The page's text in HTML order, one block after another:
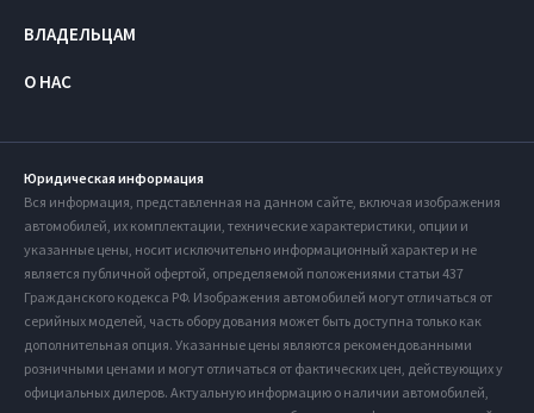
ВЛАДЕЛЬЦАМ
О НАС
Юридическая информация
Вся информация, представленная на данном сайте, включая изображения
автомобилей, их комплектации, технические характеристики, опции и
указанные цены, носит исключительно информационный характер и не
является публичной офертой, определяемой положениями статьи 437
Гражданского кодекса РФ. Изображения автомобилей могут отличаться от
серийных моделей, часть оборудования может быть доступна только как
дополнительная опция. Указанные цены являются рекомендованными
розничными ценами и могут отличаться от фактических цен, действующих у
официальных дилеров. Актуальную информацию о наличии автомобилей,